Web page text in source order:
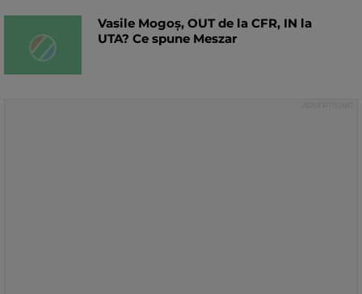
Vasile Mogoș, OUT de la CFR, IN la
UTA? Ce spune Meszar